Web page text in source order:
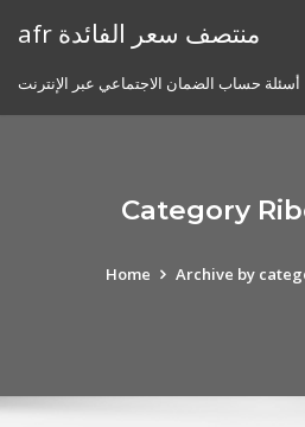
afr منتصف سعر الفائدة
أسئلة حساب الضمان الاجتماعي عبر الإنترنت
Category
Home Archive by